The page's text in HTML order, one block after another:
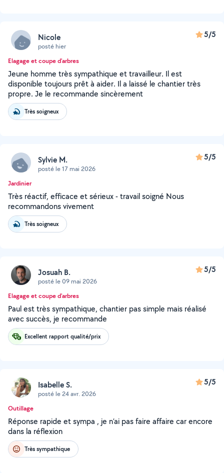
Nicole
posté hier
5/5
Elagage et coupe d'arbres
Jeune homme très sympathique et travailleur. Il est
disponible toujours prêt à aider. Il a laissé le chantier très
propre. Je le recommande sincèrement
Très soigneux
Sylvie M.
posté le 17 mai 2026
5/5
Jardinier
Très réactif, efficace et sérieux - travail soigné Nous
recommandons vivement
Très soigneux
Josuah B.
posté le 09 mai 2026
5/5
Elagage et coupe d'arbres
Paul est très sympathique, chantier pas simple mais réalisé
avec succès, je recommande
Excellent rapport qualité/prix
Isabelle S.
posté le 24 avr. 2026
5/5
Outillage
Réponse rapide et sympa , je n’ai pas faire affaire car encore
dans la réflexion
Très sympathique